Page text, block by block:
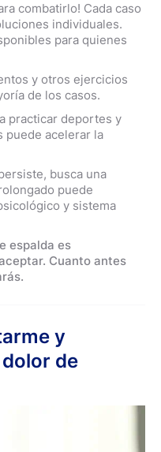
combatirlo! Cada caso
individuales.
para quienes
y otros ejercicios
de los casos.
practicar deportes y
puede acelerar la
busca una
puede
y sistema
espalda es
Cuanto antes
y
de